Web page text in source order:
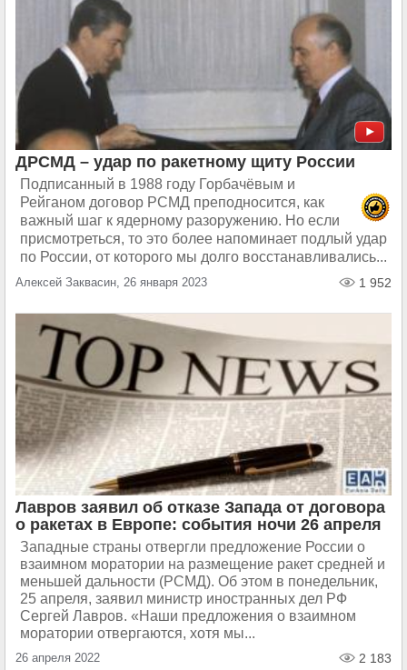
ДРСМД – удар по ракетному щиту России
Подписанный в 1988 году Горбачёвым и
Рейганом договор РСМД преподносится, как
важный шаг к ядерному разоружению. Но если
присмотреться, то это более напоминает подлый удар
по России, от которого мы долго восстанавливались...
Алексей Заквасин, 26 января 2023 1 952
Лавров заявил об отказе Запада от договора
о ракетах в Европе: события ночи 26 апреля
Западные страны отвергли предложение России о
взаимном моратории на размещение ракет средней и
меньшей дальности (РСМД). Об этом в понедельник,
25 апреля, заявил министр иностранных дел РФ
Сергей Лавров. «Наши предложения о взаимном
моратории отвергаются, хотя мы...
26 апреля 2022 2 183